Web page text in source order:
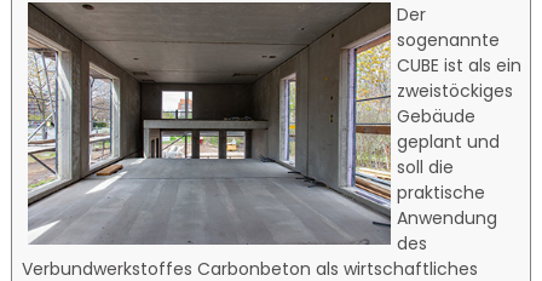
Der
sogenannte
CUBE ist als ein
zweistöckiges
Gebäude
geplant und
soll die
praktische
Anwendung
des
Verbundwerkstoffes Carbonbeton als wirtschaftliches